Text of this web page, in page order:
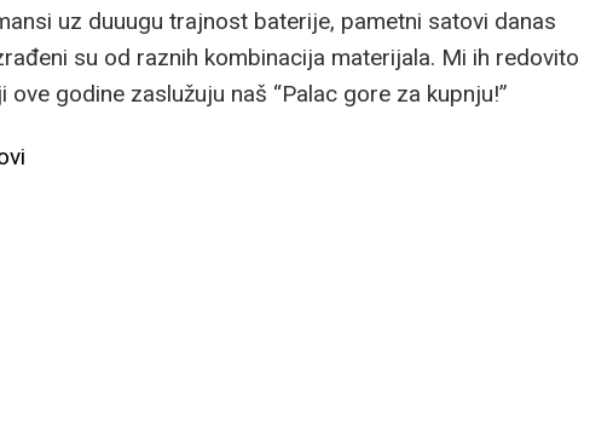
uz duuugu trajnost baterije, pametni satovi danas
su od raznih kombinacija materijala. Mi ih redovito
godine zaslužuju naš “Palac gore za kupnju!”